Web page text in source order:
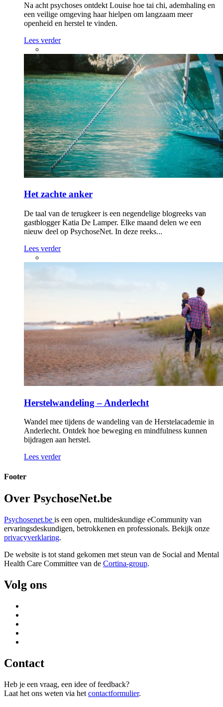
Na acht psychoses ontdekt Louise hoe tai chi, ademhaling en
een veilige omgeving haar hielpen om langzaam meer
openheid en herstel te vinden.
Lees verder
Het zachte anker
De taal van de terugkeer is een negendelige blogreeks van
gastblogger Katia De Lamper. Elke maand delen we een
nieuw deel op PsychoseNet. In deze reeks...
Lees verder
Herstelwandeling – Anderlecht
Wandel mee tijdens de wandeling van de Herstelacademie in
Anderlecht. Ontdek hoe beweging en mindfulness kunnen
bijdragen aan herstel.
Lees verder
Footer
Over PsychoseNet.be
Psychosenet.be is een open, multideskundige eCommunity van
ervaringsdeskundigen, betrokkenen en professionals. Bekijk onze
privacyverklaring.
De website is tot stand gekomen met steun van de Social and Mental
Health Care Committee van de Cortina-group.
Volg ons
Contact
Heb je een vraag, een idee of feedback?
Laat het ons weten via het contactformulier.